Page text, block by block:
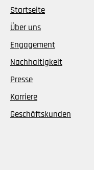
Startseite
Über uns
Engagement
Nachhaltigkeit
Presse
Karriere
Geschäftskunden